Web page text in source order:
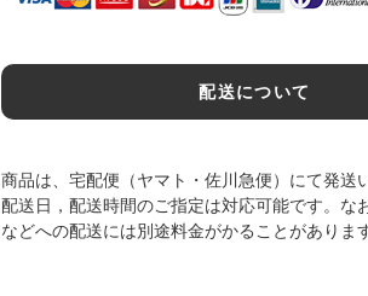
配送について
商品は、宅配便（ヤマト・佐川急便）にて発送
配送日，配送時間のご指定は対応可能です。な
などへの配送には別途料金がかることがありま